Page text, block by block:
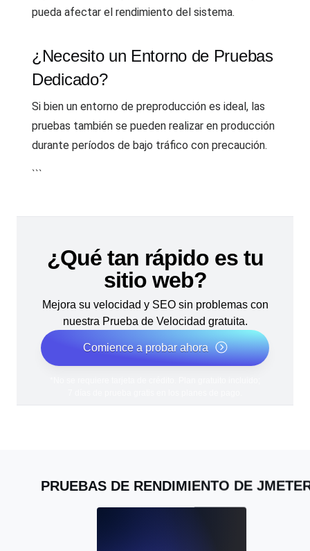
pueda afectar el rendimiento del sistema.
¿Necesito un Entorno de Pruebas
Dedicado?
Si bien un entorno de preproducción es ideal, las
pruebas también se pueden realizar en producción
durante períodos de bajo tráfico con precaución.
```
¿Qué tan rápido es tu
sitio web?
Mejora su velocidad y SEO sin problemas con
nuestra Prueba de Velocidad gratuita.
Comience a probar ahora
PRUEBAS DE RENDIMIENTO DE